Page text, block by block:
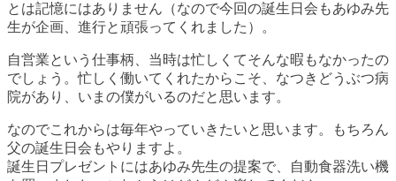
とは記憶にはありません（なので今回の誕生日会もあゆみ先
生が企画、進行と頑張ってくれました）。
自営業という仕事柄、当時は忙しくてそんな暇もなかったの
でしょう。忙しく働いてくれたからこそ、なつきどうぶつ病
院があり、いまの僕がいるのだと思います。
なのでこれからは毎年やっていきたいと思います。もちろん
父の誕生日会もやりますよ。
誕生日プレゼントにはあゆみ先生の提案で、自動食器洗い機